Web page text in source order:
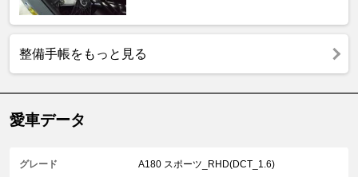
整備手帳をもっと見る
愛車データ
グレード A180 スポーツ_RHD(DCT_1.6)